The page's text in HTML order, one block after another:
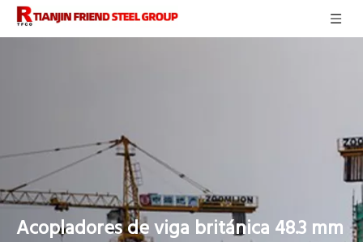
Acopladores de viga británica 48.3 mm